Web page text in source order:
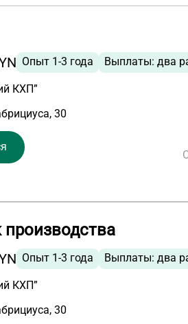
Опыт 1-3 года Выплаты: два
КХП”
30
производства
Опыт 1-3 года Выплаты: два
КХП”
30